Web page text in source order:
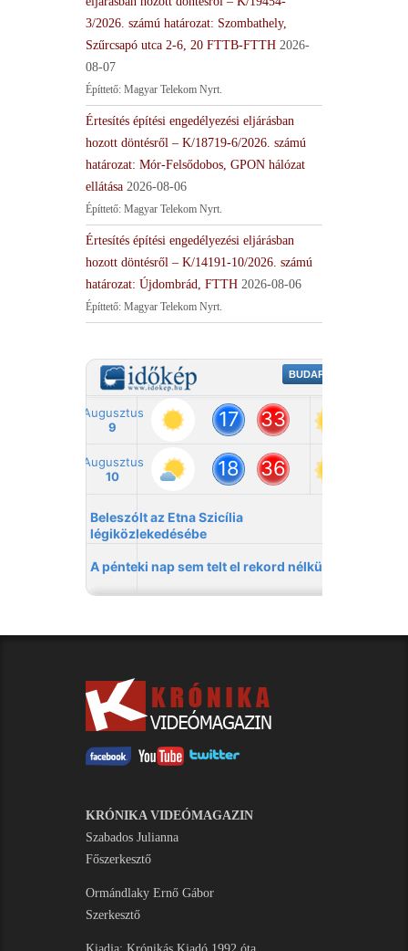
3/2026. számú határozat: Szombathely,
Szűrcsapó utca 2-6, 20 FTTB-FTTH 2026-
08-07
Építtető: Magyar Telekom Nyrt.
Értesítés építési engedélyezési eljárásban
hozott döntésről – K/18719-6/2026. számú
határozat: Mór-Felsődobos, GPON hálózat
ellátása 2026-08-06
Építtető: Magyar Telekom Nyrt.
Értesítés építési engedélyezési eljárásban
hozott döntésről – K/14191-10/2026. számú
határozat: Újdombrád, FTTH 2026-08-06
Építtető: Magyar Telekom Nyrt.
KRÓNIKA VIDEÓMAGAZIN
Szabados Julianna
Főszerkesztő
Ormándlaky Ernő Gábor
Szerkesztő